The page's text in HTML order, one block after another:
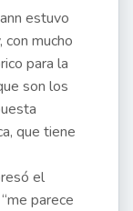
estuvo
mucho
para la
son los
que tiene
el
parece